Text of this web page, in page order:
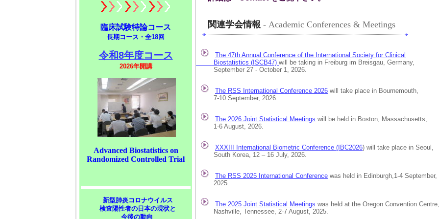
臨床試験特論コース
長期コース・全18回
令和8年度コース
2026年開講
Advanced Biostatistics on
Randomized Controlled Trial
新型肺炎コロナウイルス
検査陽性者の日本の現状と
今後の動向
関連学会情報 - Academic Conferences & Meetings
The 47th Annual Conference of the International Society for Clinical
Biostatistics (ISCB47) will be taking in Freiburg im Breisgau, Germany,
September 27 - October 1, 2026.
The RSS International Conference 2026 will take place in Bournemouth,
7-10 September, 2026.
The 2026 Joint Statistical Meetings will be held in Boston, Massachusetts,
1-6 August, 2026.
XXXIII International Biometric Conference (IBC2026) will take place in Seoul,
South Korea, 12 – 16 July, 2026.
The RSS 2025 International Conference was held in Edinburgh,1-4 September,
2025.
The 2025 Joint Statistical Meetings was held at the Oregon Convention Centre,
Nashville, Tennessee, 2-7 August, 2025.